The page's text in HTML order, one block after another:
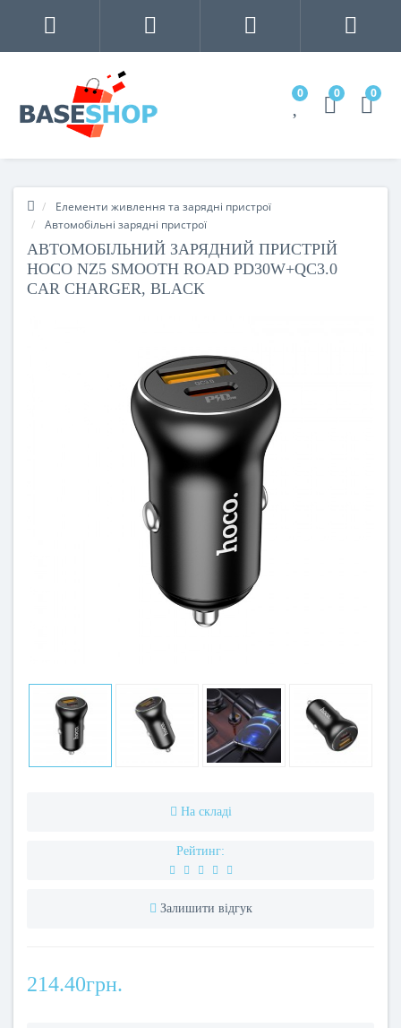
0 0 0
Елементи живлення та зарядні пристрої
Автомобільні зарядні пристрої
АВТОМОБІЛЬНИЙ ЗАРЯДНИЙ ПРИСТРІЙ
HOCO NZ5 SMOOTH ROAD PD30W+QC3.0
CAR CHARGER, BLACK
На складі
Рейтинг:
Залишити відгук
214.40грн.